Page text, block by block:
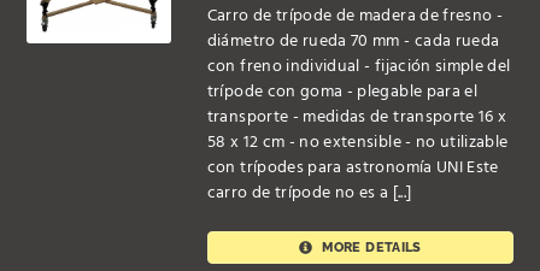
Carro de trípode de madera de fresno -
diámetro de rueda 70 mm - cada rueda
con freno individual - fijación simple del
trípode con goma - plegable para el
transporte - medidas de transporte 16 x
58 x 12 cm - no extensible - no utilizable
con trípodes para astronomía UNI Este
carro de trípode no es a [...]
MORE DETAILS